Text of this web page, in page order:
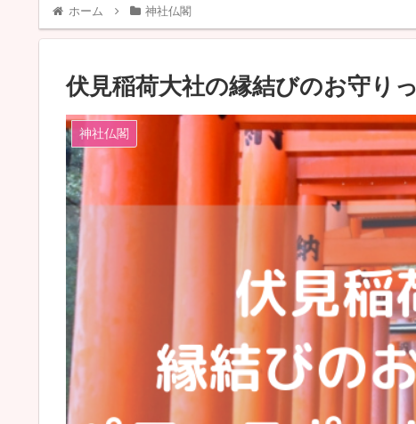
ホーム 神社仏閣
伏見稲荷大社の縁結びのお守り
神社仏閣